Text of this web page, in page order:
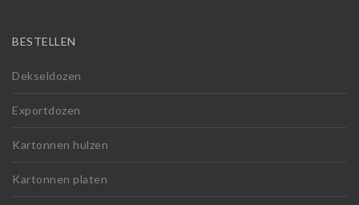
BESTELLEN
Dekseldozen
Exportdozen
Kartonnen hulzen
Kartonnen platen